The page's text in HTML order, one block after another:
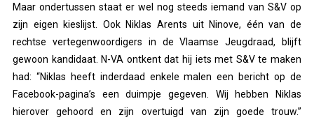
Maar ondertussen staat er wel nog steeds iemand van S&V op
zijn eigen kieslijst. Ook Niklas Arents uit Ninove, één van de
rechtse vertegenwoordigers in de Vlaamse Jeugdraad, blijft
gewoon kandidaat. N-VA ontkent dat hij iets met S&V te maken
had: “Niklas heeft inderdaad enkele malen een bericht op de
Facebook-pagina’s een duimpje gegeven. Wij hebben Niklas
hierover gehoord en zijn overtuigd van zijn goede trouw.”